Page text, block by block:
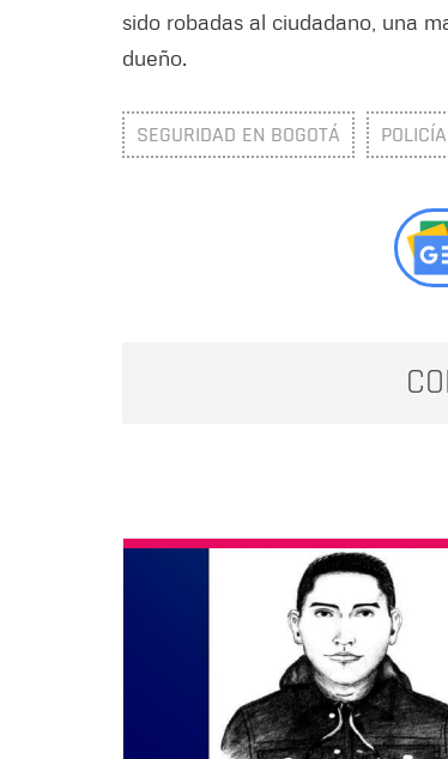
sido robadas al ciudadano, una
dueño.
SEGURIDAD EN BOGOTÁ